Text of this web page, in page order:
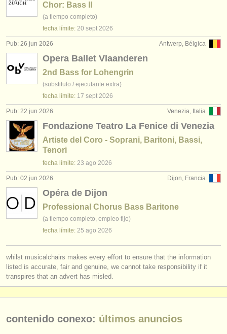
Chor: Bass II
(a tiempo completo)
fecha límite: 20 sept 2026
Antwerp, Bélgica
Pub: 26 jun 2026
Opera Ballet Vlaanderen
2nd Bass for Lohengrin
(substituto / ejecutante extra)
fecha límite: 17 sept 2026
Venezia, Italia
Pub: 22 jun 2026
Fondazione Teatro La Fenice di Venezia
Artiste del Coro - Soprani, Baritoni, Bassi,
Tenori
fecha límite: 23 ago 2026
Dijon, Francia
Pub: 02 jun 2026
Opéra de Dijon
Professional Chorus Bass Baritone
(a tiempo completo, empleo fijo)
fecha límite: 25 ago 2026
whilst musicalchairs makes every effort to ensure that the information
listed is accurate, fair and genuine, we cannot take responsibility if it
transpires that an advert has misled.
contenido conexo: últimos anuncios